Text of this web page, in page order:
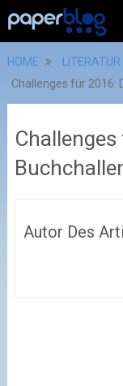
HOME
LITERATUR
Challenges für 2016:
Autor Des